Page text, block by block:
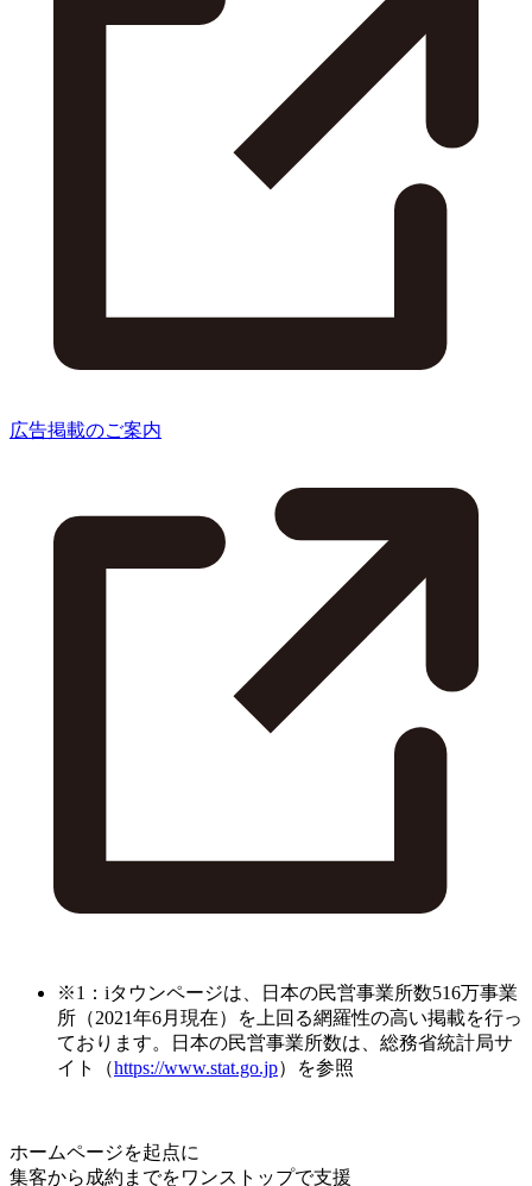
広告掲載のご案内
※1：iタウンページは、日本の民営事業所数516万事業
所（2021年6月現在）を上回る網羅性の高い掲載を行っ
ております。日本の民営事業所数は、総務省統計局サ
イト（https://www.stat.go.jp）を参照
ホームページを起点に
集客から成約までをワンストップで支援